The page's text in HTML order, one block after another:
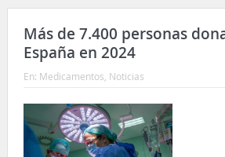
Más de 7.400 personas
España en 2024
En: Medicamentos, Noticias